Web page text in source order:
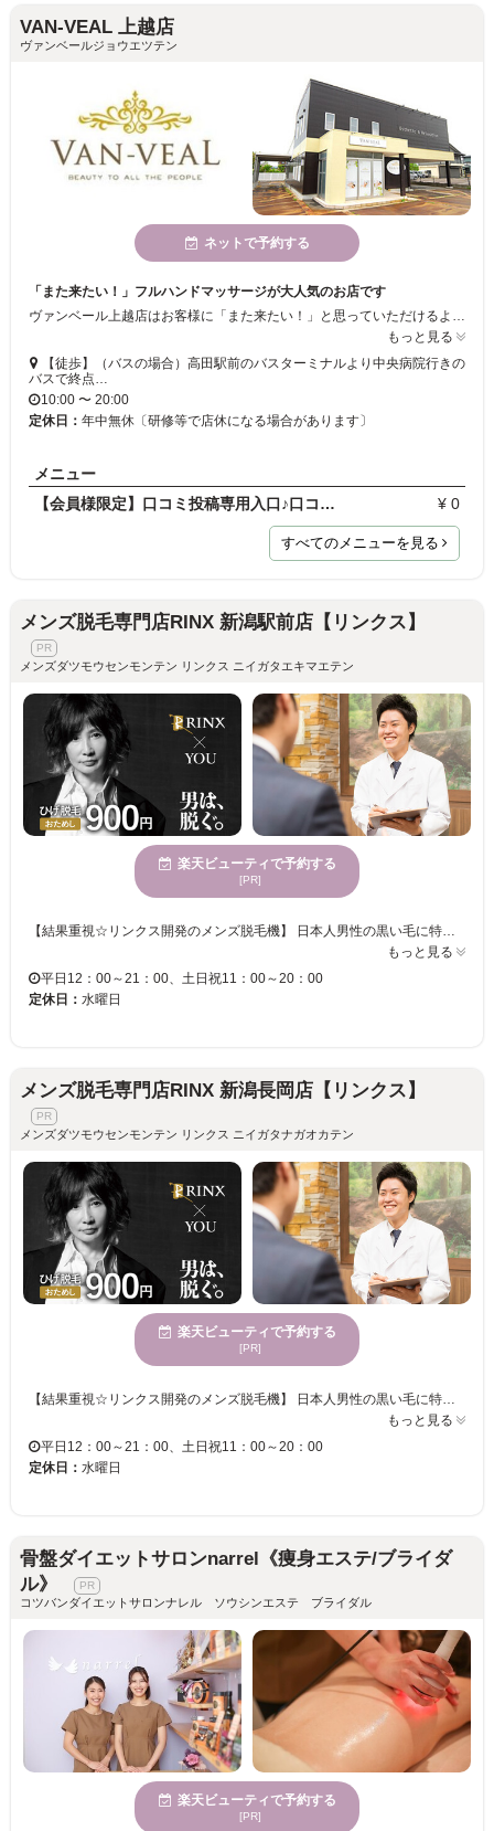
VAN-VEAL 上越店
ヴァンベールジョウエツテン
ネットで予約する
「また来たい！」フルハンドマッサージが大人気のお店です
もっと見る
【徒歩】（バスの場合）高田駅前のバスターミナルより中央病院行きの
バスで終点…
10:00 〜 20:00
定休日： 年中無休〔研修等で店休になる場合があります〕
メニュー
【会員様限定】口コミ投稿専用入口♪口コミ投稿でプレ…
¥ 0
すべてのメニューを見る
メンズ脱毛専門店RINX 新潟駅前店【リンクス】
メンズダツモウセンモンテン リンクス ニイガタエキマエテン
楽天ビューティで予約する
[PR]
【結果重視☆リンクス開発のメンズ脱毛機】 日本人男性の黒い毛に特化した、男性専用脱毛機をリンクスが完全独自開発。 提携メーカーと共に、部品の一つひとつ上質なものを厳選しながら改良を重ねることで高い脱毛効果と安全性の両立を実現しました♪ 男性の太い毛でも痛みを軽減できるよう、冷却機能を極限まで高めることに成功☆ お客様の肌質・毛質に合わせしっかりと毛にアプローチしていきます。 【男性脱毛技能士】 男性脱毛技能士達がどんなお悩みもお伺いします！ 男性だからこそのお悩みもお気軽にご相談ください♪ お肌の状態・毛量・お悩みに合わせた最適なプランをご提案します☆ 当日予約大歓迎♪ 完全予約制ですのでお電話にてお問い合わせください☆
もっと見る
平日12：00～21：00、土日祝11：00～20：00
定休日： 水曜日
メンズ脱毛専門店RINX 新潟長岡店【リンクス】
メンズダツモウセンモンテン リンクス ニイガタナガオカテン
楽天ビューティで予約する
[PR]
【結果重視☆リンクス開発のメンズ脱毛機】 日本人男性の黒い毛に特化した、男性専用脱毛機をリンクスが完全独自開発。 提携メーカーと共に、部品の一つひとつ上質なものを厳選しながら改良を重ねることで高い脱毛効果と安全性の両立を実現しました♪ 男性の太い毛でも痛みを軽減できるよう、冷却機能を極限まで高めることに成功☆ お客様の肌質・毛質に合わせしっかりと毛にアプローチしていきます。 【男性脱毛技能士】 男性脱毛技能士達がどんなお悩みもお伺いします！ 男性だからこそのお悩みもお気軽にご相談ください♪ お肌の状態・毛量・お悩みに合わせた最適なプランをご提案します☆ 当日予約大歓迎♪ 完全予約制ですのでお電話にてお問い合わせください☆
もっと見る
平日12：00～21：00、土日祝11：00～20：00
定休日： 水曜日
骨盤ダイエットサロンnarrel《痩身エステ/ブライダ
ル》
コツバンダイエットサロンナレル ソウシンエステ ブライダル
楽天ビューティで予約する
[PR]